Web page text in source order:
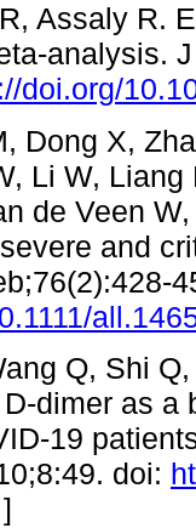
Assaly R.
analysis.
doi.org/
Dong X,
Li W,
de Veen
and
Q, Shi
dimer as
19
doi:
]